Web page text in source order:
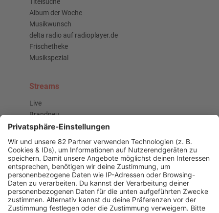
Titelsuche
Album der Woche
Musikwunsch
delta radio auf radioplayer.de
Frischetheke
Musikspezial
Streams
Live
Brandneu
Buzz Beat Boutique
Country
Chartbuster der Woche
Der beste Rockpop reloaded
Deutsch
Deutschrap Klassiker
EDM Dancefloor
Good Vibes